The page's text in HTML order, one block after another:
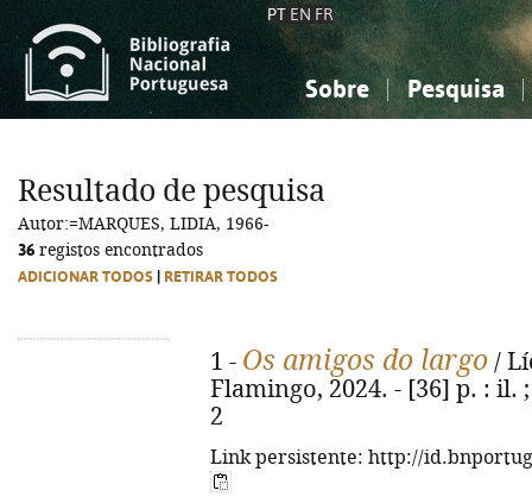
PT EN FR
Sobre Pesquisa
Ciências sociais...
Ciências sociais...
Resultado de pesquisa
Autor:=MARQUES, LIDIA, 1966-
36 registos encontrados
ADICIONAR TODOS RETIRAR TODOS
1 - Os amigos do largo /
Flamingo, 2024. - [36] p. : il.
2
Link persistente: http://